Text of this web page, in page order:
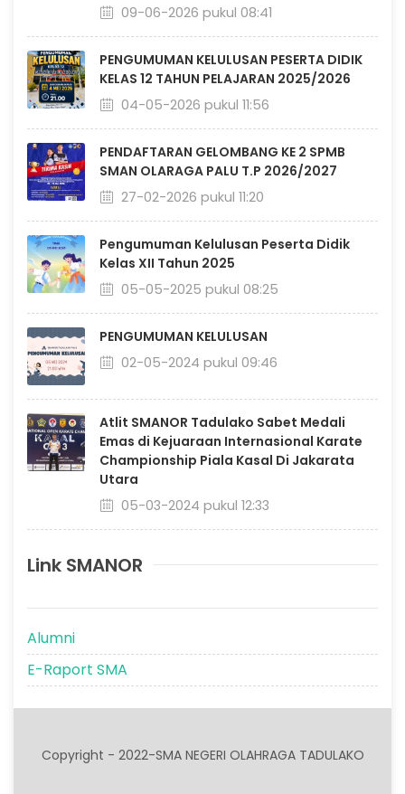
09-06-2026 pukul 08:41
PENGUMUMAN KELULUSAN PESERTA DIDIK
KELAS 12 TAHUN PELAJARAN 2025/2026
04-05-2026 pukul 11:56
PENDAFTARAN GELOMBANG KE 2 SPMB
SMAN OLARAGA PALU T.P 2026/2027
27-02-2026 pukul 11:20
Pengumuman Kelulusan Peserta Didik
Kelas XII Tahun 2025
05-05-2025 pukul 08:25
PENGUMUMAN KELULUSAN
02-05-2024 pukul 09:46
Atlit SMANOR Tadulako Sabet Medali
Emas di Kejuaraan Internasional Karate
Championship Piala Kasal Di Jakarata
Utara
05-03-2024 pukul 12:33
Link SMANOR
Alumni
E-Raport SMA
Copyright - 2022-SMA NEGERI OLAHRAGA TADULAKO